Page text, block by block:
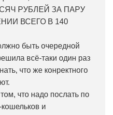
РУБЛЕЙ ЗА ПАРУ
ВСЕГО В 140
быть очередной
всё-таки один раз
что же конректного
что надо послать по
и